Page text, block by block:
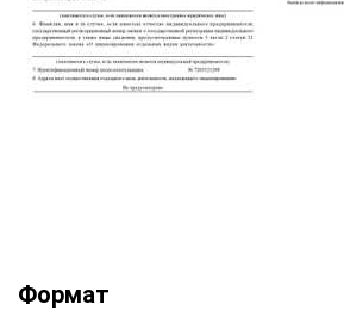
Формат